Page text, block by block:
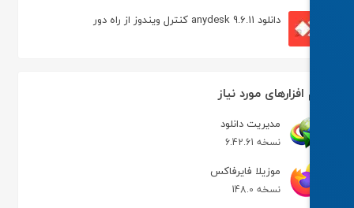
دانلود anydesk 9.6.11 کنترل ویندوز از راه دور
مورد نیاز
مدیریت دانلود
نسخه 6.42.61
موزیلا فایرفاکس
نسخه 148.0